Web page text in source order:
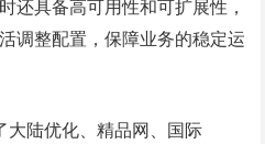
还具备高可用性和可扩展性，
调整配置，保障业务的稳定运
大陆优化、精品网、国际